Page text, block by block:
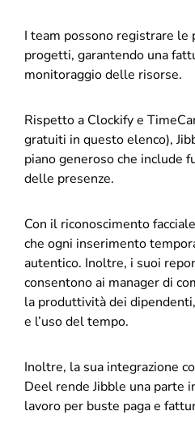
I team possono registrare
progetti, garantendo una
monitoraggio delle risorse.
Rispetto a Clockify e
gratuiti in questo elenco),
piano generoso che include
delle presenze.
Con il riconoscimento
che ogni inserimento
autentico. Inoltre, i suoi
consentono ai manager di
la produttività dei
e l’uso del tempo.
Inoltre, la sua integrazione
Deel rende Jibble una parte
lavoro per buste paga e